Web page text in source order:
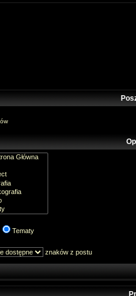
Tematy
znaków z postu